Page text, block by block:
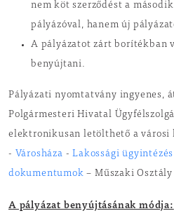
nem köt szerződést a
pályázóval, hanem új
A pályázatot zárt borítékban
benyújtani.
Pályázati nyomtatvány ingyenes,
Polgármesteri Hivatal
elektronikusan letölthető a városi
- Városháza -Lakossági ügyintézés
dokumentumok – Műszaki Osztály
A pályázat benyújtásának módja: